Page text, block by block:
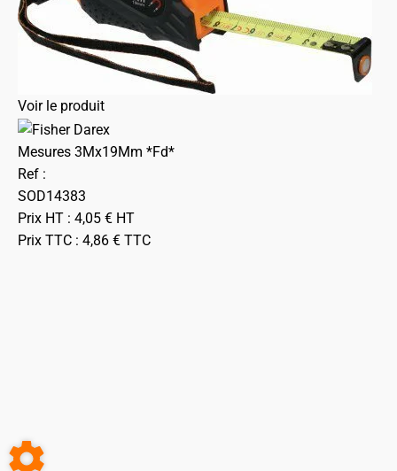
Voir le produit
Mesures 3Mx19Mm *Fd*
Ref :
SOD14383
Prix HT : 4,05 € HT
Prix TTC : 4,86 € TTC